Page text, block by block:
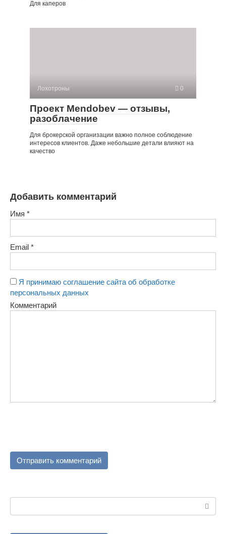
Для каперов
Лохотроны 0
Проект Mendobev — отзывы,
разоблачение
Для брокерской организации важно полное соблюдение
интересов клиентов. Даже небольшие детали влияют на
качество
Добавить комментарий
Имя *
Email *
Я принимаю соглашение сайта об обработке
персональных данных
Комментарий